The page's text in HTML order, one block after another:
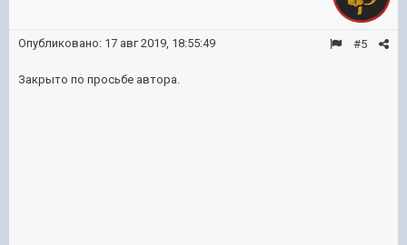
#5
Опубликовано: 17 авг 2019, 18:55:49
Закрыто по просьбе автора.